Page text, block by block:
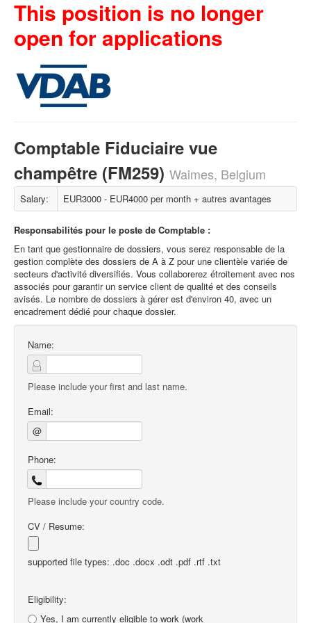
This position is no longer
open for applications
Comptable Fiduciaire vue
champêtre (FM259) Waimes, Belgium
Salary: EUR3000 - EUR4000 per month + autres avantages
Responsabilités pour le poste de Comptable :
En tant que gestionnaire de dossiers, vous serez responsable de la
gestion complète des dossiers de A à Z pour une clientèle variée de
secteurs d'activité diversifiés. Vous collaborerez étroitement avec nos
associés pour garantir un service client de qualité et des conseils
avisés. Le nombre de dossiers à gérer est d'environ 40, avec un
encadrement dédié pour chaque dossier.
Name:
Please include your first and last name.
Email:
@
Phone:
Please include your country code.
CV / Resume:
supported file types: .doc .docx .odt .pdf .rtf .txt
Eligibility:
Yes, I am currently eligible to work (work